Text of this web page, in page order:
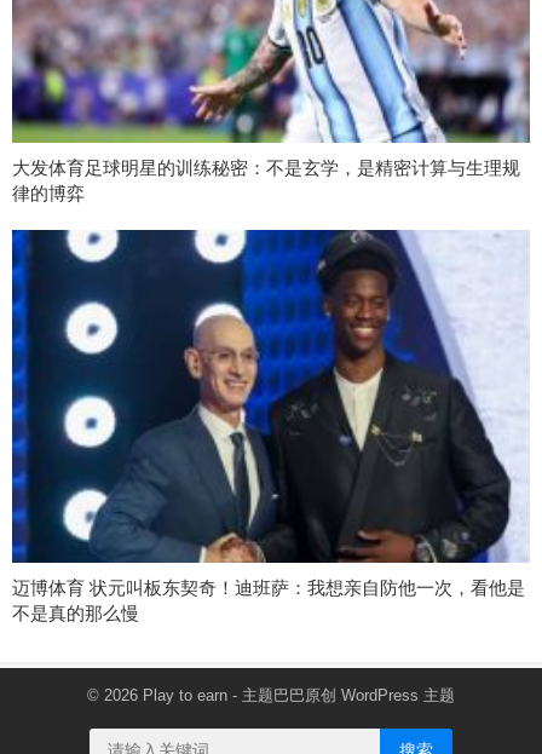
大发体育足球明星的训练秘密：不是玄学，是精密计算与生理规
律的博弈
迈博体育 状元叫板东契奇！迪班萨：我想亲自防他一次，看他是
不是真的那么慢
© 2026 Play to earn - 主题巴巴原创 WordPress 主题
搜索